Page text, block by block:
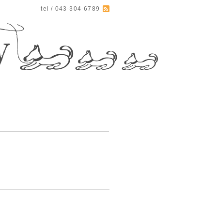
tel / 043-304-6789